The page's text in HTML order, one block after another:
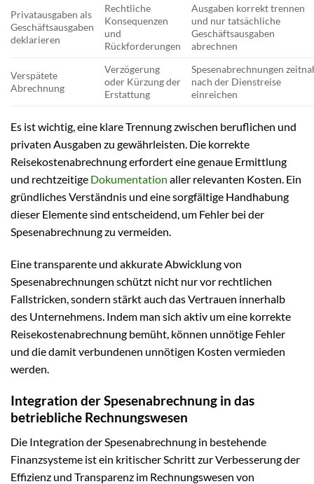
Privatausgaben als
Geschäftsausgaben
deklarieren
Rechtliche
Konsequenzen
und
Rückforderungen
Ausgaben korrekt trennen
und nur tatsächliche
Geschäftsausgaben
abrechnen
Verspätete
Abrechnung
Verzögerung
oder Kürzung der
Erstattung
Spesenabrechnungen
nach der Dienstreise
einreichen
Es ist wichtig, eine klare Trennung zwischen beruflichen und
privaten Ausgaben zu gewährleisten. Die korrekte
Reisekostenabrechnung erfordert eine genaue Ermittlung
und rechtzeitige Dokumentation aller relevanten Kosten. Ein
gründliches Verständnis und eine sorgfältige Handhabung
dieser Elemente sind entscheidend, um Fehler bei der
Spesenabrechnung zu vermeiden.
Eine transparente und akkurate Abwicklung von
Spesenabrechnungen schützt nicht nur vor rechtlichen
Fallstricken, sondern stärkt auch das Vertrauen innerhalb
des Unternehmens. Indem man sich aktiv um eine korrekte
Reisekostenabrechnung bemüht, können unnötige Fehler
und die damit verbundenen unnötigen Kosten vermieden
werden.
Integration der Spesenabrechnung in das
betriebliche Rechnungswesen
Die Integration der Spesenabrechnung in bestehende
Finanzsysteme ist ein kritischer Schritt zur Verbesserung der
Effizienz und Transparenz im Rechnungswesen von